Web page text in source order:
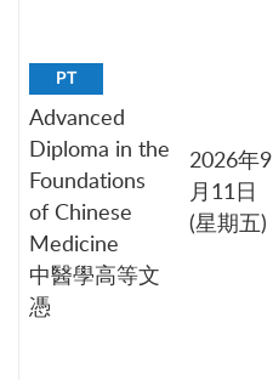
PT
Advanced
Diploma in the
Foundations
of Chinese
Medicine
中醫學高等文
憑
2026年9
月11日
(星期五)